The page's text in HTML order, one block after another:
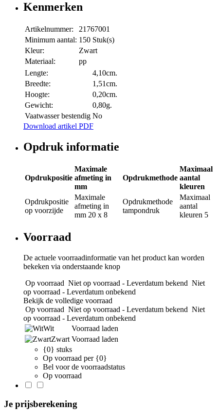
Kenmerken
Artikelnummer:
21767001
Minimum aantal: 150 Stuk(s)
Kleur:
Zwart
Materiaal:
pp
Lengte:
4,10cm.
Breedte:
1,51cm.
Hoogte:
0,20cm.
Gewicht:
0,80g.
Vaatwasser bestendig No
Download artikel PDF
Opdruk informatie
Opdrukpositie
Maximale
afmeting in
mm
Opdrukmethode
Maximaal
aantal
kleuren
Opdrukpositie
op voorzijde
Maximale
afmeting in
mm 20 x 8
Opdrukmethode
tampondruk
Maximaal
aantal
kleuren 5
Voorraad
De actuele voorraadinformatie van het product kan worden
bekeken via onderstaande knop
Op voorraad Niet op voorraad - Leverdatum bekend Niet
op voorraad - Leverdatum onbekend
Bekijk de volledige voorraad
Op voorraad Niet op voorraad - Leverdatum bekend Niet
op voorraad - Leverdatum onbekend
Wit
Voorraad laden
Zwart Voorraad laden
{0} stuks
Op voorraad per {0}
Bel voor de voorraadstatus
Op voorraad
Je prijsberekening